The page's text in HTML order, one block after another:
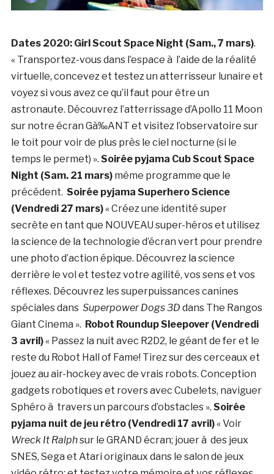
Dates 2020: Girl Scout Space Night (Sam., 7 mars).
« Transportez-vous dans l’espace à l’aide de la réalité
virtuelle, concevez et testez un atterrisseur lunaire et
voyez si vous avez ce qu’il faut pour être un
astronaute. Découvrez l’atterrissage d’Apollo 11 Moon
sur notre écran Gà‰ANT et visitez l’observatoire sur
le toit pour voir de plus près le ciel nocturne (si le
temps le permet) ». Soirée pyjama Cub Scout Space
Night (Sam. 21 mars)même programme que le
précédent. Soirée pyjama Superhero Science
(Vendredi 27 mars)« Créez une identité super
secrète en tant que NOUVEAU super-héros et utilisez
la science de la technologie d’écran vert pour prendre
une photo d’action épique. Découvrez la science
derrière le vol et testez votre agilité, vos sens et vos
réflexes. Découvrez les superpuissances canines
spéciales dans Superpower Dogs 3D dans The Rangos
Giant Cinema ». Robot Roundup Sleepover (Vendredi
3 avril)« Passez la nuit avec R2D2, le géant de fer et le
reste du Robot Hall of Fame! Tirez sur des cerceaux et
jouez au air-hockey avec de vrais robots. Conception
gadgets robotiques et rovers avec Cubelets, naviguer
Sphéro à travers un parcours d’obstacles ». Soirée
pyjama nuit de jeu rétro (Vendredi 17 avril)« Voir
Wreck It Ralphsur le GRAND écran; jouer à des jeux
SNES, Sega et Atari originaux dans le salon de jeux